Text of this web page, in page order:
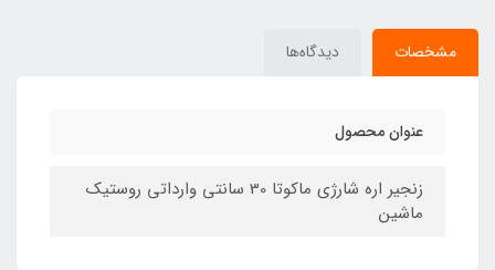
مشخصات دیدگاه‌ها
عنوان محصول
زنجیر اره شارژی ماکوتا 30 سانتی وارداتی روستیک
ماشین